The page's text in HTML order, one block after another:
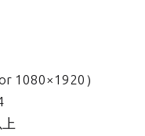
1080×1920）